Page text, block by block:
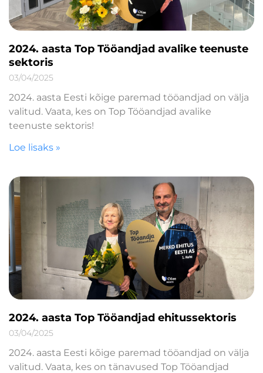
2024. aasta Top Tööandjad avalike teenuste
sektoris
03/04/2025
2024. aasta Eesti kõige paremad tööandjad on välja
valitud. Vaata, kes on Top Tööandjad avalike
teenuste sektoris!
Loe lisaks »
2024. aasta Top Tööandjad ehitussektoris
03/04/2025
2024. aasta Eesti kõige paremad tööandjad on välja
valitud. Vaata, kes on tänavused Top Tööandjad